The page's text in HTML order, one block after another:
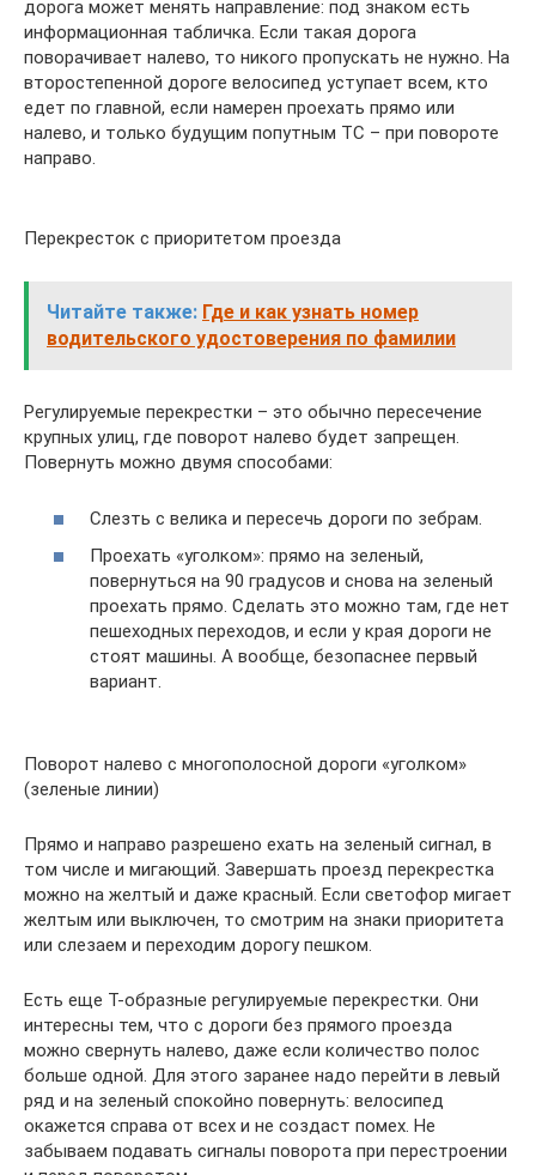
дорога может менять направление: под знаком есть
информационная табличка. Если такая дорога
поворачивает налево, то никого пропускать не нужно. На
второстепенной дороге велосипед уступает всем, кто
едет по главной, если намерен проехать прямо или
налево, и только будущим попутным ТС – при повороте
направо.
Перекресток с приоритетом проезда
Читайте также: Где и как узнать номер
водительского удостоверения по фамилии
Регулируемые перекрестки – это обычно пересечение
крупных улиц, где поворот налево будет запрещен.
Повернуть можно двумя способами:
Слезть с велика и пересечь дороги по зебрам.
Проехать «уголком»: прямо на зеленый,
повернуться на 90 градусов и снова на зеленый
проехать прямо. Сделать это можно там, где нет
пешеходных переходов, и если у края дороги не
стоят машины. А вообще, безопаснее первый
вариант.
Поворот налево с многополосной дороги «уголком»
(зеленые линии)
Прямо и направо разрешено ехать на зеленый сигнал, в
том числе и мигающий. Завершать проезд перекрестка
можно на желтый и даже красный. Если светофор мигает
желтым или выключен, то смотрим на знаки приоритета
или слезаем и переходим дорогу пешком.
Есть еще Т-образные регулируемые перекрестки. Они
интересны тем, что с дороги без прямого проезда
можно свернуть налево, даже если количество полос
больше одной. Для этого заранее надо перейти в левый
ряд и на зеленый спокойно повернуть: велосипед
окажется справа от всех и не создаст помех. Не
забываем подавать сигналы поворота при перестроении